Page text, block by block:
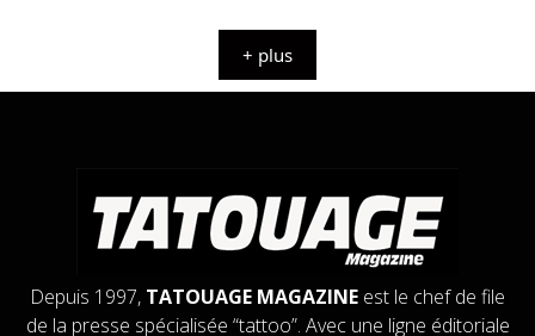
+ plus
Depuis 1997, TATOUAGE MAGAZINE est le chef de file
de la presse spécialisée “tattoo”. Avec une ligne éditoriale